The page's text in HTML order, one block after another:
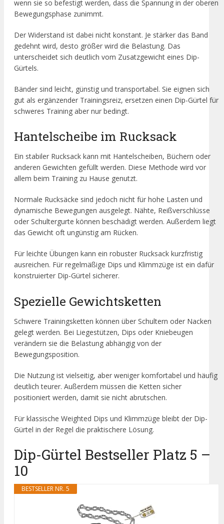
wenn sie so befestigt werden, dass die Spannung in der oberen
Bewegungsphase zunimmt.
Der Widerstand ist dabei nicht konstant. Je stärker das Band
gedehnt wird, desto größer wird die Belastung. Das
unterscheidet sich deutlich vom Zusatzgewicht eines Dip-
Gürtels.
Bänder sind leicht, günstig und transportabel. Sie eignen sich
gut als ergänzender Trainingsreiz, ersetzen einen Dip-Gürtel für
schweres Training aber nur bedingt.
Hantelscheibe im Rucksack
Ein stabiler Rucksack kann mit Hantelscheiben, Büchern oder
anderen Gewichten gefüllt werden. Diese Methode wird vor
allem beim Training zu Hause genutzt.
Normale Rucksäcke sind jedoch nicht für hohe Lasten und
dynamische Bewegungen ausgelegt. Nähte, Reißverschlüsse
oder Schultergurte können beschädigt werden. Außerdem liegt
das Gewicht oft ungünstig am Rücken.
Für leichte Übungen kann ein robuster Rucksack kurzfristig
ausreichen. Für regelmäßige Dips und Klimmzüge ist ein dafür
konstruierter Dip-Gürtel sicherer.
Spezielle Gewichtsketten
Schwere Trainingsketten können über Schultern oder Nacken
gelegt werden. Bei Liegestützen, Dips oder Kniebeugen
verändern sie die Belastung abhängig von der
Bewegungsposition.
Die Nutzung ist vielseitig, aber weniger komfortabel und häufig
deutlich teurer. Außerdem müssen die Ketten sicher
positioniert werden, damit sie nicht abrutschen.
Für klassische Weighted Dips und Klimmzüge bleibt der Dip-
Gürtel in der Regel die praktischere Lösung.
Dip-Gürtel Bestseller Platz 5 –
10
BESTSELLER NR. 5